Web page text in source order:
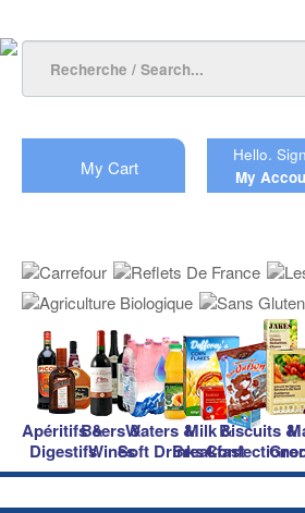
My Cart
Hello.
My
Apéritifs &
Digestifs
Beers &
Wines
Waters &
Soft Drinks
Milk &
Breakfast
Biscuits &